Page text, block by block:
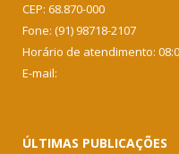
CEP: 68.870-000
Fone: (91) 98718-2107
Horário de atendimento:
E-mail:
ÚLTIMAS PUBLICAÇÕES